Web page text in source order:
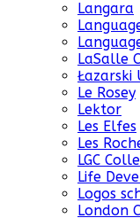
Langara
LaSalle
Łazarski
Le Rosey
Lektor
Les Elfes
Les
LGC
Life
Logos
London